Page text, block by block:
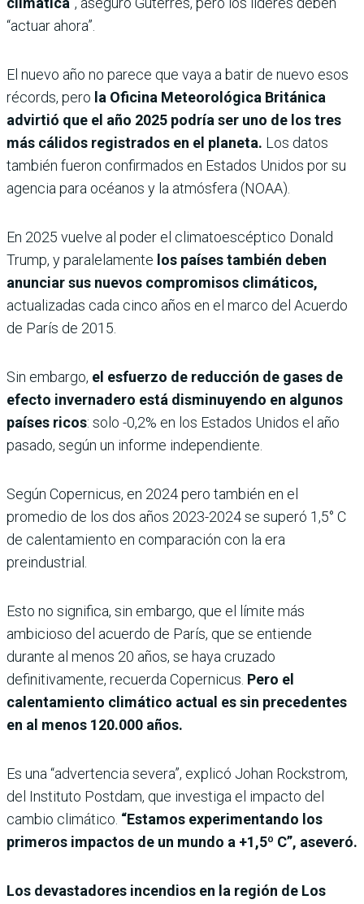
“actuar ahora”.
El nuevo año no parece que vaya a batir de nuevo esos
récords, pero la Oficina Meteorológica Británica
advirtió que el año 2025 podría ser uno de los tres
más cálidos registrados en el planeta. Los datos
también fueron confirmados en Estados Unidos por su
agencia para océanos y la atmósfera (NOAA).
En 2025 vuelve al poder el climatoescéptico Donald
Trump, y paralelamente los países también deben
anunciar sus nuevos compromisos climáticos,
actualizadas cada cinco años en el marco del Acuerdo
de París de 2015.
Sin embargo, el esfuerzo de reducción de gases de
efecto invernadero está disminuyendo en algunos
países ricos: solo -0,2% en los Estados Unidos el año
pasado, según un informe independiente.
Según Copernicus, en 2024 pero también en el
promedio de los dos años 2023-2024 se superó 1,5° C
de calentamiento en comparación con la era
preindustrial.
Esto no significa, sin embargo, que el límite más
ambicioso del acuerdo de París, que se entiende
durante al menos 20 años, se haya cruzado
definitivamente, recuerda Copernicus. Pero el
calentamiento climático actual es sin precedentes
en al menos 120.000 años.
Es una “advertencia severa”, explicó Johan Rockstrom,
del Instituto Postdam, que investiga el impacto del
cambio climático. “Estamos experimentando los
primeros impactos de un mundo a +1,5º C”, aseveró.
Los devastadores incendios en la región de Los